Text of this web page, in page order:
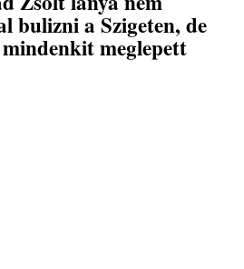
bulizni a Szigeten, de
meglepett